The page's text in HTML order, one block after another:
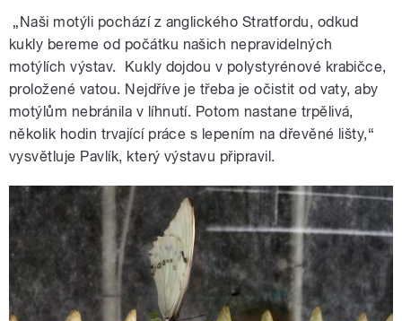
„Naši motýli pochází z anglického Stratfordu, odkud
kukly bereme od počátku našich nepravidelných
motýlích výstav. Kukly dojdou v polystyrénové krabičce,
proložené vatou. Nejdříve je třeba je očistit od vaty, aby
motýlům nebránila v líhnutí. Potom nastane trpělivá,
několik hodin trvající práce s lepením na dřevěné lišty,“
vysvětluje Pavlík, který výstavu připravil.